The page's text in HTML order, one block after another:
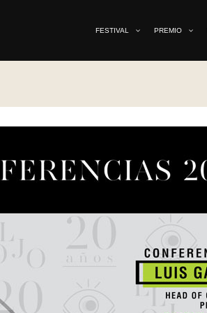
FESTIVAL PREMIO